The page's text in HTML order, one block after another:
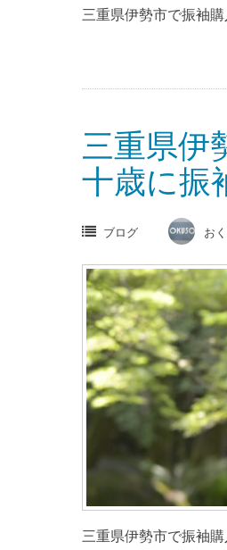
三重県伊勢市で振袖
三重県伊
十歳に振
ブログ お
三重県伊勢市で振袖